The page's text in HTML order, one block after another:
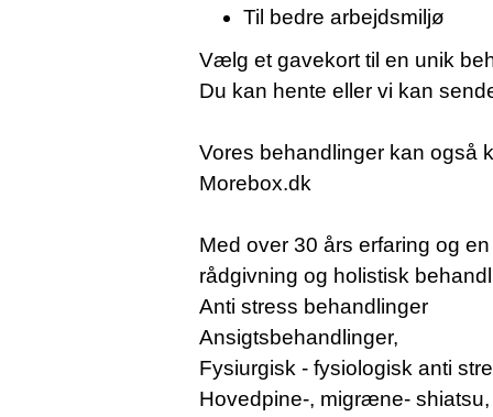
Til bedre arbejdsmiljø
Vælg et gavekort til en unik
Du kan hente eller vi kan
Vores behandlinger kan også
Morebox.dk
Med over 30 års erfaring og
rådgivning og holistisk
Anti stress behandlinger
Ansigtsbehandlinger,
Fysiurgisk - fysiologisk anti
Hovedpine-, migræne-